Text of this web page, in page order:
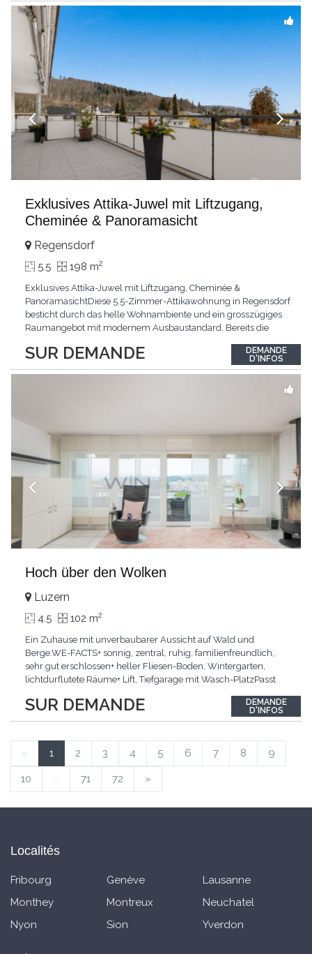
einzigartige
Exklusives Attika-Juwel mit Liftzugang,
Cheminée & Panoramasicht
SUR DEMANDE
Regensdorf
5.5 198 m2
Exklusives Attika-Juwel mit Liftzugang, Cheminée &
PanoramasichtDiese 5.5-Zimmer-Attikawohnung in Regensdorf
besticht durch das helle Wohnambiente und ein grosszügiges
Raumangebot mit modernem Ausbaustandard. Bereits die
Wohnungszugang mit dem Lift führt Sie bequem und diskret
direkt in Ihr neues Zuhause.Das Zentrum der Wohnung bildet
DEMANDE
D'INFOS
Hoch über den Wolken
SUR DEMANDE
Luzern
4.5 102 m2
Ein Zuhause mit unverbaubarer Aussicht auf Wald und
Berge.WE-FACTS+ sonnig, zentral, ruhig, familienfreundlich,
sehr gut erschlossen+ heller Fliesen-Boden, Wintergarten,
lichtdurflutete Räume+ Lift, Tiefgarage mit Wasch-PlatzPasst
Lage.KLARTEXT: Helles Wohnen an ruhiger Lage mit
Wintergarten und bester Anbindung.Interessiert? JETZT
DEMANDE
D'INFOS
« 1 2 3 4 5 6 7 8 9
10 ... 71 72 »
Localités
Fribourg Genève
Lausanne
Monthey
Montreux
Neuchatel
Nyon
Sion Yverdon